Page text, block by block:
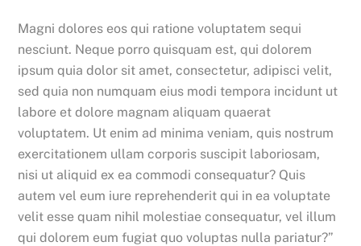
Magni dolores eos qui ratione voluptatem sequi
nesciunt. Neque porro quisquam est, qui dolorem
ipsum quia dolor sit amet, consectetur, adipisci velit,
sed quia non numquam eius modi tempora incidunt ut
labore et dolore magnam aliquam quaerat
voluptatem. Ut enim ad minima veniam, quis nostrum
exercitationem ullam corporis suscipit laboriosam,
nisi ut aliquid ex ea commodi consequatur? Quis
autem vel eum iure reprehenderit qui in ea voluptate
velit esse quam nihil molestiae consequatur, vel illum
qui dolorem eum fugiat quo voluptas nulla pariatur?”